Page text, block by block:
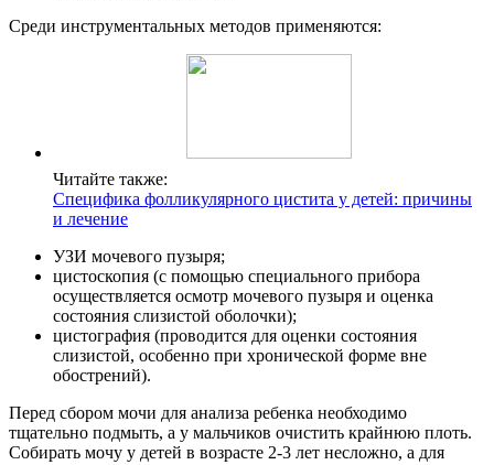
Среди инструментальных методов применяются:
Читайте также:
Специфика фолликулярного цистита у детей: причины
и лечение
УЗИ мочевого пузыря;
цистоскопия (с помощью специального прибора
осуществляется осмотр мочевого пузыря и оценка
состояния слизистой оболочки);
цистография (проводится для оценки состояния
слизистой, особенно при хронической форме вне
обострений).
Перед сбором мочи для анализа ребенка необходимо
тщательно подмыть, а у мальчиков очистить крайнюю плоть.
Собирать мочу у детей в возрасте 2-3 лет несложно, а для